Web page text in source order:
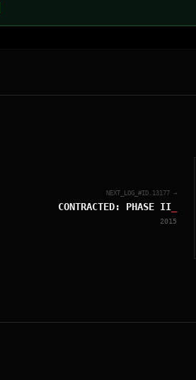
NEXT_LOG_#ID. 13177 →
CONTRACTED: PHASE II
2015